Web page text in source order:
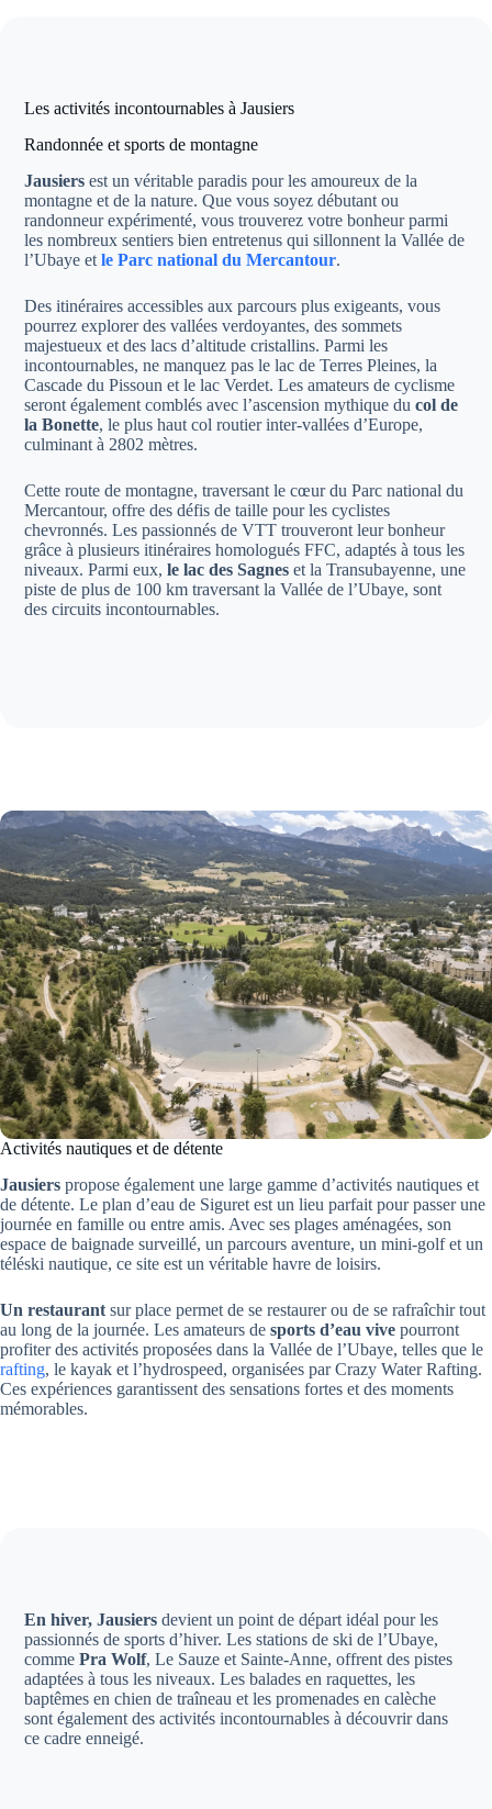
Les activités incontournables à Jausiers
Randonnée et sports de montagne
Jausiersest un véritable paradis pour les amoureux de la
montagne et de la nature. Que vous soyez débutant ou
randonneur expérimenté, vous trouverez votre bonheur parmi
les nombreux sentiers bien entretenus qui sillonnent la Vallée de
l’Ubaye etle Parc national du Mercantour.
Des itinéraires accessibles aux parcours plus exigeants, vous
pourrez explorer des vallées verdoyantes, des sommets
majestueux et des lacs d’altitude cristallins. Parmi les
incontournables, ne manquez pas le lac de Terres Pleines, la
Cascade du Pissoun et le lac Verdet. Les amateurs de cyclisme
seront également comblés avec l’ascension mythique ducol de
la Bonette, le plus haut col routier inter-vallées d’Europe,
culminant à 2802 mètres.
Cette route de montagne, traversant le cœur du Parc national du
Mercantour, offre des défis de taille pour les cyclistes
chevronnés. Les passionnés de VTT trouveront leur bonheur
grâce à plusieurs itinéraires homologués FFC, adaptés à tous les
niveaux. Parmi eux,le lac des Sagneset la Transubayenne, une
piste de plus de 100 km traversant la Vallée de l’Ubaye, sont
des circuits incontournables.
Activités nautiques et de détente
Jausiers propose également une large gamme d’activités nautiques et
de détente. Le plan d’eau de Siguret est un lieu parfait pour passer une
journée en famille ou entre amis. Avec ses plages aménagées, son
espace de baignade surveillé, un parcours aventure, un mini-golf et un
téléski nautique, ce site est un véritable havre de loisirs.
Un restaurant sur place permet de se restaurer ou de se rafraîchir tout
au long de la journée. Les amateurs de sports d’eau vive pourront
profiter des activités proposées dans la Vallée de l’Ubaye, telles que le
rafting, le kayak et l’hydrospeed, organisées par Crazy Water Rafting.
Ces expériences garantissent des sensations fortes et des moments
mémorables.
En hiver, Jausiers devient un point de départ idéal pour les
passionnés de sports d’hiver. Les stations de ski de l’Ubaye,
commePra Wolf, Le Sauze et Sainte-Anne, offrent des pistes
adaptées à tous les niveaux. Les balades en raquettes, les
baptêmes en chien de traîneau et les promenades en calèche
sont également des activités incontournables à découvrir dans
ce cadre enneigé.